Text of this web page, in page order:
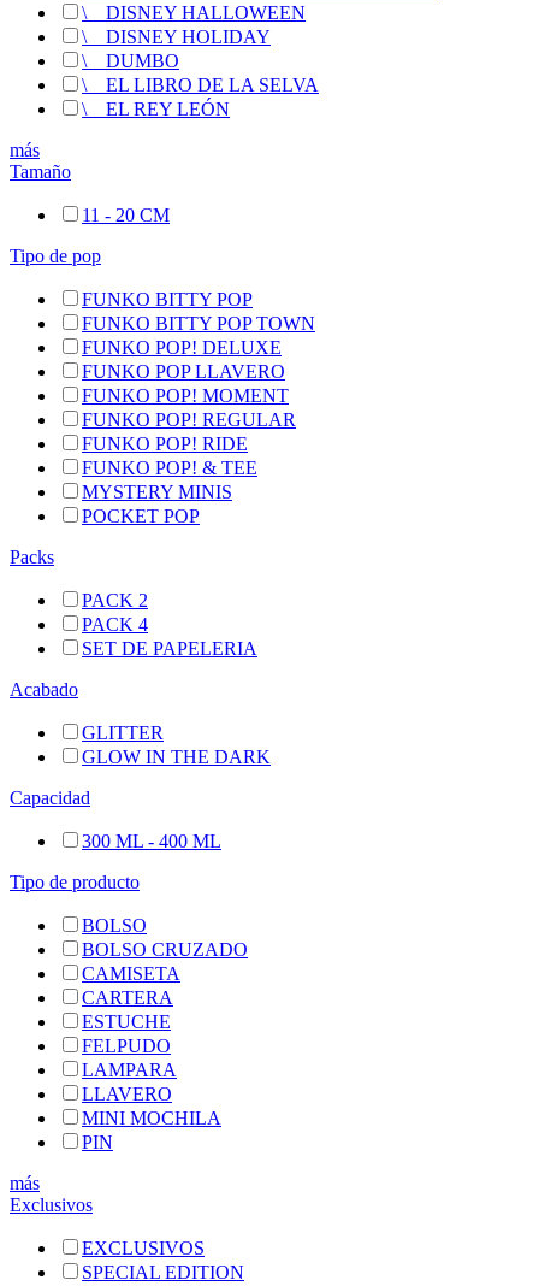
\__ DISNEY HALLOWEEN
\__ DISNEY HOLIDAY
\__ DUMBO
\__ EL LIBRO DE LA SELVA
\__ EL REY LEÓN
más
Tamaño
11 - 20 CM
Tipo de pop
FUNKO BITTY POP
FUNKO BITTY POP TOWN
FUNKO POP! DELUXE
FUNKO POP LLAVERO
FUNKO POP! MOMENT
FUNKO POP! REGULAR
FUNKO POP! RIDE
FUNKO POP! & TEE
MYSTERY MINIS
POCKET POP
Packs
PACK 2
PACK 4
SET DE PAPELERIA
Acabado
GLITTER
GLOW IN THE DARK
Capacidad
300 ML - 400 ML
Tipo de producto
BOLSO
BOLSO CRUZADO
CAMISETA
CARTERA
ESTUCHE
FELPUDO
LAMPARA
LLAVERO
MINI MOCHILA
PIN
más
Exclusivos
EXCLUSIVOS
SPECIAL EDITION